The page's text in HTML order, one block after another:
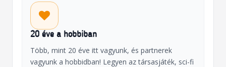
20 éve a hobbiban
Több, mint 20 éve itt vagyunk, és partnerek
vagyunk a hobbidban! Legyen az társasjáték, sci-fi